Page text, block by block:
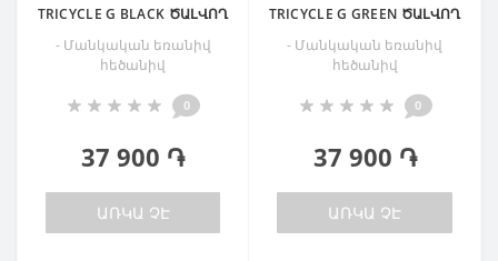
TRICYCLE G BLACK ԾԱԼՎՈՂ
- Մանկական եռանիվ
հեծանիվ
0
37 900 ֏
ԱՌԿԱ ՉԷ
TRICYCLE G GREEN ԾԱԼՎՈՂ
- Մանկական եռանիվ
հեծանիվ
0
37 900 ֏
ԱՌԿԱ ՉԷ